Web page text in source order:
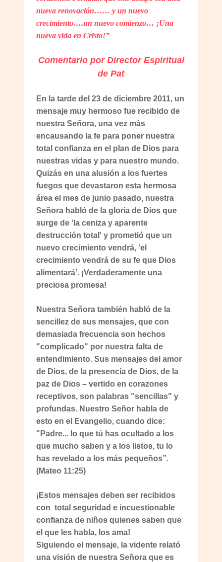
nueva renovación…… y un nuevo
crecimiento….un nuevo comienzo… ¡Una
nueva vida en Cristo!”
Comentario por Director Espiritual
de Pat
En la tarde del 23 de diciembre 2011, un
mensaje muy hermoso fue recibido de
nuestra Señora, una vez más
encausando la fe para poner nuestra
total confianza en el plan de Dios para
nuestras vidas y para nuestro mundo.
Quizás en una alusión a los fuertes
fuegos que devastaron esta hermosa
área el mes de junio pasado, nuestra
Señora habló de la gloria de Dios que
surge de 'la ceniza y aparente
destrucción total' y prometió que un
nuevo crecimiento vendrá, 'el
crecimiento vendrá de su fe que Dios
alimentará'. ¡Verdaderamente una
preciosa promesa!
Nuestra Señora también habló de la
sencillez de sus mensajes, que con
demasiada frecuencia son hechos
"complicado" por nuestra falta de
entendimiento. Sus mensajes del amor
de Dios, de la presencia de Dios, de la
paz de Dios – vertido en corazones
receptivos, son palabras "sencillas" y
profundas. Nuestro Señor habla de
esto en el Evangelio, cuando dice:
"Padre... lo que tú has ocultado a los
que mucho saben y a los listos, tu lo
has revelado a los más pequeños”.
(Mateo 11:25)
¡Estos mensajes deben ser recibidos
con total seguridad e incuestionable
confianza de niños quienes saben que
el que les habla, los ama!
Siguiendo el mensaje, la vidente relató
una visión de nuestra Señora que es